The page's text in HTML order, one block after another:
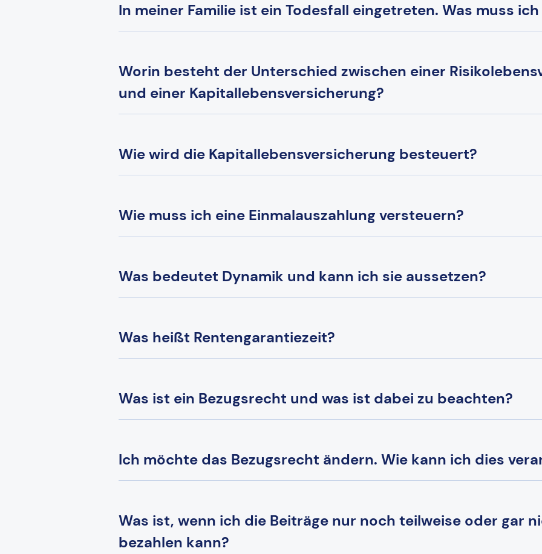
In meiner Familie ist ein Todesfall eingetreten. Was muss
Worin besteht der Unterschied zwischen einer
und einer Kapitallebensversicherung?
Wie wird die Kapitallebensversicherung besteuert?
Wie muss ich eine Einmalauszahlung versteuern?
Was bedeutet Dynamik und kann ich sie aussetzen?
Was heißt Rentengarantiezeit?
Was ist ein Bezugsrecht und was ist dabei zu beachten?
Ich möchte das Bezugsrecht ändern. Wie kann ich dies
Was ist, wenn ich die Beiträge nur noch teilweise oder gar
bezahlen kann?